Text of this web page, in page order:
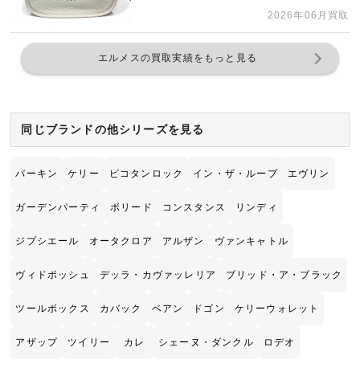
2026年06月買取
エルメスの買取実績をもっと見る
同じブランドの他シリーズを見る
バーキン ケリー ピコタンロック イン・ザ・ループ エヴリン
ガーデンパーティ ボリード コンスタンス リンディ
ジプシエール オータクロア アルザン ヴァンキャトル
ヴィドポッシュ デッラ・カヴァッレリア ブリッド・ア・ブラック
ツールボックス カバック ベアン ドゴン ケリーウォレット
アザップ ツイリー カレ シェーヌ・ダンクル ロデオ